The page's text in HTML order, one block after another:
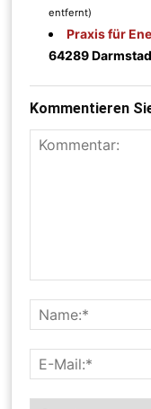
entfernt)
Praxis für
64289
Kommentieren